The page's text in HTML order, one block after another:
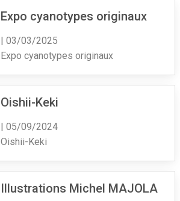
Expo cyanotypes originaux
| 03/03/2025
Expo cyanotypes originaux
Oishii-Keki
| 05/09/2024
Oishii-Keki
Illustrations Michel MAJOLA